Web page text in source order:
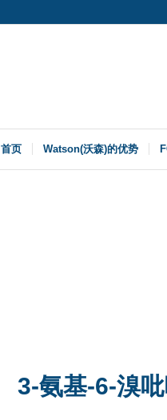
首页 Watson(沃森)的优势
3-氨基-6-溴